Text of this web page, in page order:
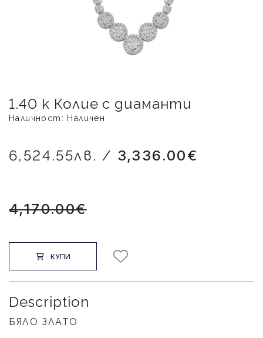
1.40 к Колие с диаманти
Наличност: Наличен
6,524.55лв. / 3,336.00€
4,170.00€
КУПИ
Description
БЯЛО ЗЛАТО